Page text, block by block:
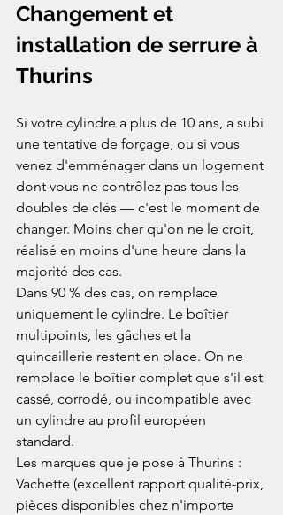
Changement et
installation de serrure à
Thurins
Si votre cylindre a plus de 10 ans, a subi
une tentative de forçage, ou si vous
venez d'emménager dans un logement
dont vous ne contrôlez pas tous les
doubles de clés — c'est le moment de
changer. Moins cher qu'on ne le croit,
réalisé en moins d'une heure dans la
majorité des cas.
Dans 90 % des cas, on remplace
uniquement le cylindre. Le boîtier
multipoints, les gâches et la
quincaillerie restent en place. On ne
remplace le boîtier complet que s'il est
cassé, corrodé, ou incompatible avec
un cylindre au profil européen
standard.
Les marques que je pose à Thurins :
Vachette (excellent rapport qualité-prix,
pièces disponibles chez n'importe